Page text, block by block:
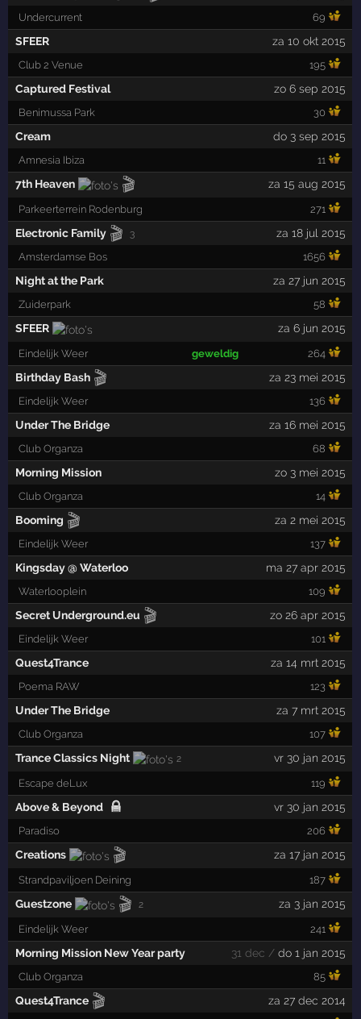
Undercurrent 69
SFEER za 10 okt 2015
Club 2 Venue 195
Captured Festival zo 6 sep 2015
Benimussa Park 30
Cream do 3 sep 2015
Amnesia Ibiza 11
7th Heaven 🎬 za 15 aug 2015
Parkeerterrein Rodenburg 271
Electronic Family 🎬 3 za 18 jul 2015
Amsterdamse Bos 1656
Night at the Park za 27 jun 2015
Zuiderpark 58
SFEER za 6 jun 2015
Eindelijk Weer geweldig 264
Birthday Bash 🎬 za 23 mei 2015
Eindelijk Weer 136
Under The Bridge za 16 mei 2015
Club Organza 68
Morning Mission zo 3 mei 2015
Club Organza 14
Booming 🎬 za 2 mei 2015
Eindelijk Weer 137
Kingsday @ Waterloo ma 27 apr 2015
Waterlooplein 109
Secret Underground.eu 🎬 zo 26 apr 2015
Eindelijk Weer 101
Quest4Trance za 14 mrt 2015
Poema RAW 123
Under The Bridge za 7 mrt 2015
Club Organza 107
Trance Classics Night 2 vr 30 jan 2015
Escape deLux 119
Above & Beyond vr 30 jan 2015
Paradiso 206
Creations 🎬 za 17 jan 2015
Strandpaviljoen Deining 187
Guestzone 🎬 2 za 3 jan 2015
Eindelijk Weer 241
Morning Mission New Year party 31 dec /do 1 jan 2015
Club Organza 85
Quest4Trance 🎬 za 27 dec 2014